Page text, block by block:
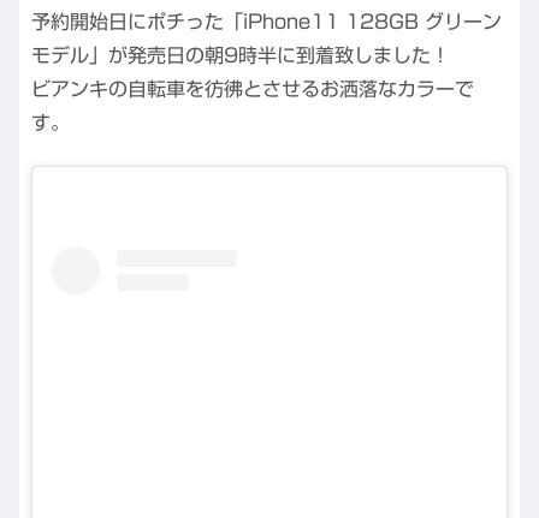
予約開始日にポチった「iPhone11 128GB グリーン
モデル」が発売日の朝9時半に到着致しました！
ビアンキの自転車を彷彿とさせるお洒落なカラーで
す。